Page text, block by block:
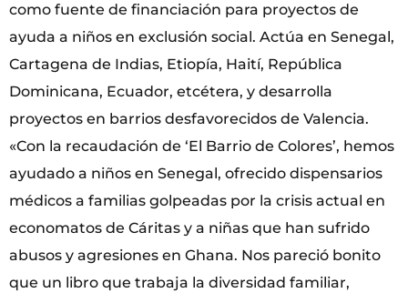
como fuente de financiación para proyectos de
ayuda a niños en exclusión social. Actúa en Senegal,
Cartagena de Indias, Etiopía, Haití, República
Dominicana, Ecuador, etcétera, y desarrolla
proyectos en barrios desfavorecidos de Valencia.
«Con la recaudación de ‘El Barrio de Colores’, hemos
ayudado a niños en Senegal, ofrecido dispensarios
médicos a familias golpeadas por la crisis actual en
economatos de Cáritas y a niñas que han sufrido
abusos y agresiones en Ghana. Nos pareció bonito
que un libro que trabaja la diversidad familiar,